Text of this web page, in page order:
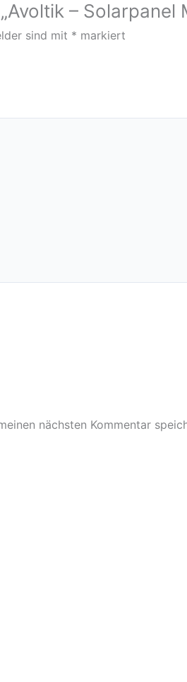
– Solarpanel
sind mit * markiert
nächsten Kommentar